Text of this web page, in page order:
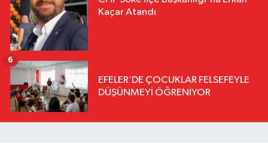
Kaçar Atandı
EFELER’DE ÇOCUKLAR FELSEFEYLE
DÜŞÜNMEYİ ÖĞRENİYOR
6